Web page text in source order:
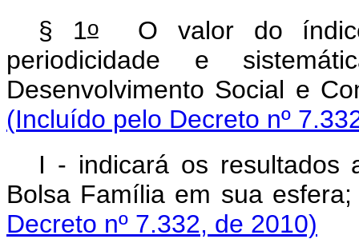
§ 1oO valor do índice
periodicidade e
Desenvolvimento
(Incluído pelo Decreto nº
I - indicará os resultados
Bolsa Família
Decreto nº 7.332, de 2010)